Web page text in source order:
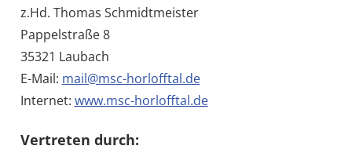
z.Hd. Thomas Schmidtmeister
Pappelstraße 8
35321 Laubach
E-Mail: mail@msc-horlofftal.de
Internet: www.msc-horlofftal.de
Vertreten durch: